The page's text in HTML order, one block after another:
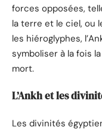
forces opposées,
la terre et le ciel, ou
les hiéroglyphes,
symboliser à la fois
mort.
L’Ankh et les
Les divinités